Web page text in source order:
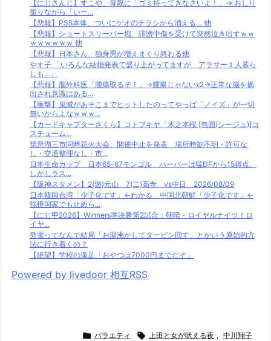
【にじさんじ】すこや、母親に「ゴミ持ってきなさいよ！」→ おしり
振りながら「いー...
【悲報】PS5本体、ついにゲオのチラシから消える… 他
【悲報】ショートスリーパー堀、誹謗中傷を受けて突然泣き出すｗｗ
ｗｗｗｗｗｗ 他
【悲報】日本さん、独身男が増えまくり終わる他
やす子 「いろんな結婚発表で盛り上がってますが アラサー１人暮ら
しも…」
【悲報】脳外科医「腫瘍取るぞ！」→腫瘍じゃないx2→正常な脳を摘
出され意識はある...
【衝撃】鬼滅があそこまでヒットしたのってやっぱ「ノイズ」が一切
無いからよなｗｗｗ...
【カードキャプターさくら】コトブキヤ「木之本桜 [包囲(シージュ)]コ
スチューム...
琵琶湖三市同時花火大会、開催中止を発表 場所時刻不明・許可な
し・交通整理なし・市...
日本生命カップ 日本65-67モンゴル ハーパーは猛DFから15得点、
しかしラス...
【阪神スタメン】2(遊)元山 7(二)高寺 vs中日 2026/08/09
日本韓国台湾「少子化です」←わかる 中国北朝鮮「少子化です」←
強権国家でも止めら...
【にじ甲2026】Winners準決勝第2試合：朝晴 - ロイヤルナイツ！ロ
イヤ...
発電ってなんで結局「お湯沸かしてタービン回す」とかいう原始的方
法に行き着くの？
【絶望】学校の遠足「おやつは7000円までだぞ」
Powered by livedoor 相互RSS
 バラエティ  上田と女が吠える夜 , 中川翔子